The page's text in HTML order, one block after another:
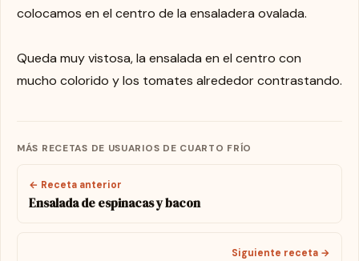
colocamos en el centro de la ensaladera ovalada.
Queda muy vistosa, la ensalada en el centro con
mucho colorido y los tomates alrededor contrastando.
MÁS RECETAS DE USUARIOS DE CUARTO FRÍO
← Receta anterior
Ensalada de espinacas y bacon
Siguiente receta →